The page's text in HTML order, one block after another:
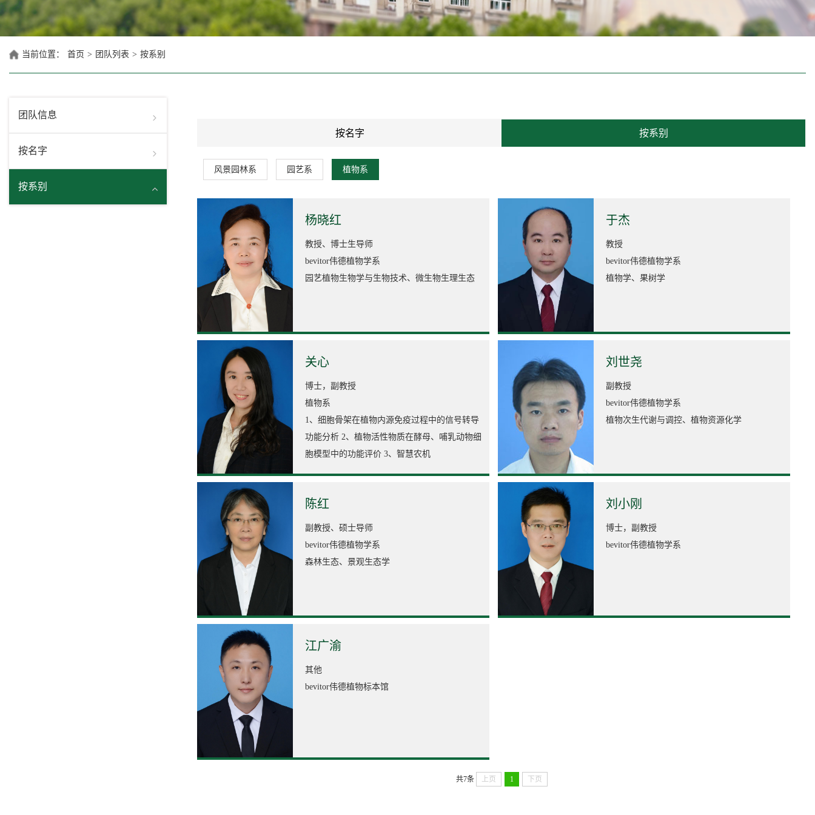
当前位置： 首页 > 团队列表 > 按系别
团队信息
按名字
按系别
按名字 按系别
风景园林系 园艺系 植物系
杨晓红
教授、博士生导师
bevitor伟德植物学系
园艺植物生物学与生物技术、微生物生理生态
于杰
教授
bevitor伟德植物学系
植物学、果树学
关心
博士，副教授
植物系
1、细胞骨架在植物内源免疫过程中的信号转导
功能分析 2、植物活性物质在酵母、哺乳动物细
胞模型中的功能评价 3、智慧农机
刘世尧
副教授
bevitor伟德植物学系
植物次生代谢与调控、植物资源化学
陈红
副教授、硕士导师
bevitor伟德植物学系
森林生态、景观生态学
刘小刚
博士，副教授
bevitor伟德植物学系
江广渝
其他
bevitor伟德植物标本馆
共7条 上页 1 下页